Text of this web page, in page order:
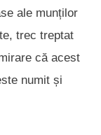
ale munților
trec treptat
că acest
numit și